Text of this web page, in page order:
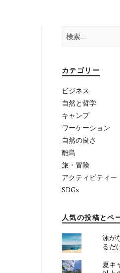
検
索:
カテゴリー
ビジネス
自然と哲学
キャンプ
ワーケーション
自然の良さ
離島
旅・冒険
アクティビティー
SDGs
人気の投稿とペ
泳が
るだ
夏キ